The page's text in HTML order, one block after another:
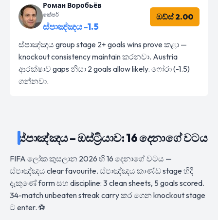
Роман Воробьёв
කේපර්
ස්පාඤ්ඤය -1.5
ඔඩ්ස් 2.00
ස්පාඤ්ඤය group stage 2+ goals wins prove කළා —
knockout consistency maintain කරනවා. Austria
ආරක්ෂාව gaps නිසා 2 goals allow likely. ෆෝරා (-1.5)
ගන්නවා.
ස්පාඤ්ඤය – ඔස්ට්‍රියාව: 16 දෙනාගේ වටය
FIFA ලෝක කුසලාන 2026 හි 16 දෙනාගේ වටය —
ස්පාඤ්ඤය clear favourite. ස්පාඤ්ඤය කාණ්ඩ stage හිදී
දැකුණේ form සහ discipline: 3 clean sheets, 5 goals scored.
34-match unbeaten streak carry කර ගෙන knockout stage
ට enter. ⚽